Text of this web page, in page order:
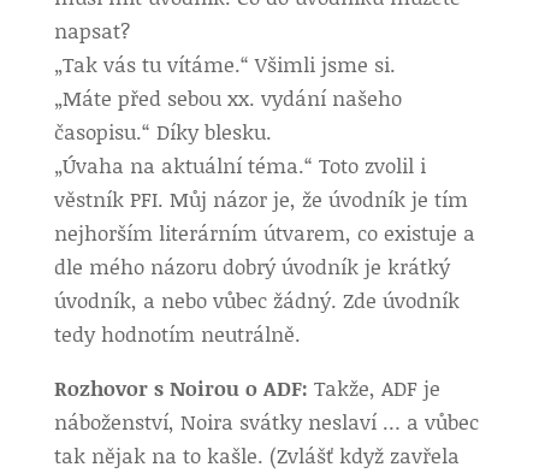
napsat?
„Tak vás tu vítáme.“ Všimli jsme si.
„Máte před sebou xx. vydání našeho
časopisu.“ Díky blesku.
„Úvaha na aktuální téma.“ Toto zvolil i
věstník PFI. Můj názor je, že úvodník je tím
nejhorším literárním útvarem, co existuje a
dle mého názoru dobrý úvodník je krátký
úvodník, a nebo vůbec žádný. Zde úvodník
tedy hodnotím neutrálně.
Rozhovor s Noirou o ADF: Takže, ADF je
náboženství, Noira svátky neslaví … a vůbec
tak nějak na to kašle. (Zvlášť když zavřela